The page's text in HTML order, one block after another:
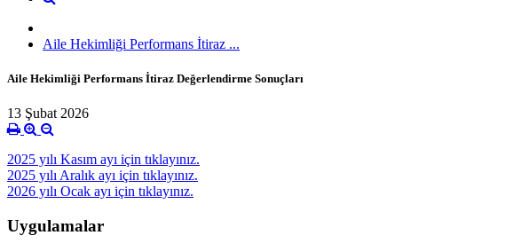
Aile Hekimliği Performans İtiraz ...
Aile Hekimliği Performans İtiraz Değerlendirme Sonuçları
13 Şubat 2026
2025 yılı Kasım ayı için tıklayınız.
2025 yılı Aralık ayı için tıklayınız.
2026 yılı Ocak ayı için tıklayınız.
Uygulamalar